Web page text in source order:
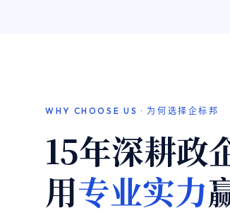
WHY CHOOSE US · 为何选择企标邦
15年深耕政
用专业实力